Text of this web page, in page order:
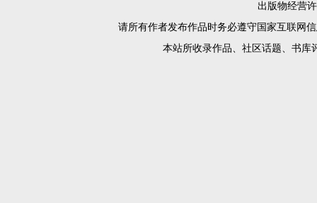
出版物经营
请所有作者发布作品时务必遵守国家互联网
本站所收录作品、社区话题、书库